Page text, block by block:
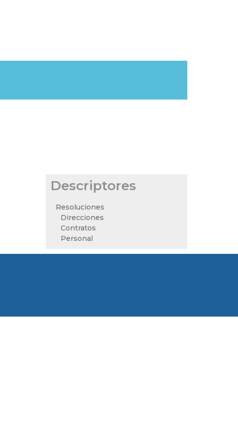
Descriptores
Resoluciones
Direcciones
Contratos
Personal